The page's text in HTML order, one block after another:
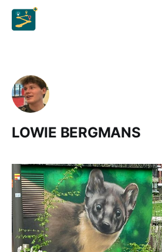
LOWIE BERGMANS